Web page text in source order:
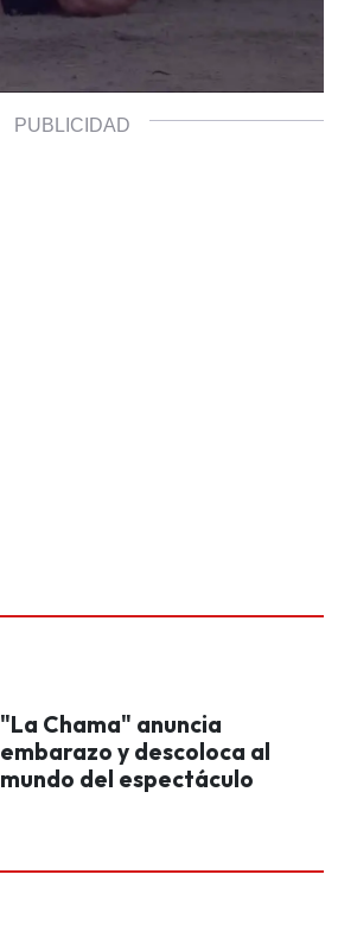
"La Chama" anuncia
embarazo y descoloca al
mundo del espectáculo